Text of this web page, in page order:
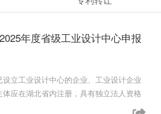
年度省级工业设计中心申报
立工业设计中心的企业、工业设计企业
应在湖北省内注册，具有独立法人资格